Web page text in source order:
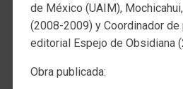
de México (UAIM),
(2008-2009) y Coordinador
editorial Espejo de Obsidiana
Obra publicada: